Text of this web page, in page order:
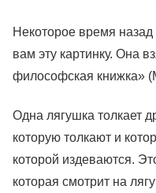
Некоторое время
вам эту картинку. Она
философская книжка»
Одна лягушка толкает
которую толкают и
которой издеваются.
которая смотрит на